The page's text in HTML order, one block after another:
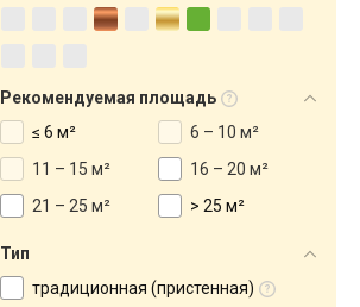
Рекомендуемая площадь
≤ 6 м²
6 – 10 м²
11 – 15 м²
16 – 20 м²
21 – 25 м²
> 25 м²
Тип
традиционная (пристенная)